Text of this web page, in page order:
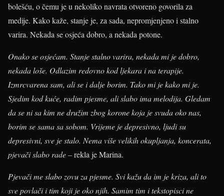
bolešću, o čemu je u nekoliko navrata otvoreno govorila za
medije. Kako kaže, stanje je, za sada, nepromjenjeno i stalno
varira. Nekada se osjeća dobro, a nekada potone.
Onako se osjećam. Stanje stalno varira, nekada mi je dobro,
nekada loše. Odlazim redovno kod ljekara i na terapije.
Izmrcvarena sam, ali se i dalje borim. Tako mi je kako mi je.
Sjedim kod kuće, radim pjesme, ali slabo ima melodija. Gledam
da se ni sa kim ne družim zbog korone koja je svuda oko nas,
borim se sama sa sobom. Vrijeme je depresivno, ljudi su
depresivni, sve je stalo. Nema više velikih okupljanja, koncerata,
pjevači slabo rade– rekla je Marina.
Pjevači me slabo zovu za pjesme. Svi kažu da im je kriza, ali to
sve povlači i tim koji je oko njih. Samim tim i tekstopisci ne